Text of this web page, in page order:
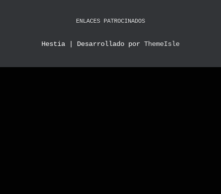
ENLACES PATROCINADOS
Hestia | Desarrollado por ThemeIsle